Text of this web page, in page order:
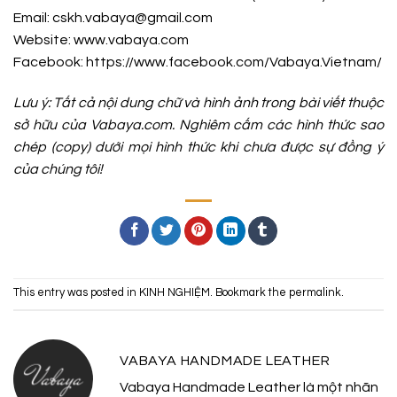
Email: cskh.vabaya@gmail.com
Website: www.vabaya.com
Facebook: https://www.facebook.com/Vabaya.Vietnam/
Lưu ý: Tất cả nội dung chữ và hình ảnh trong bài viết thuộc
sở hữu của Vabaya.com. Nghiêm cấm các hình thức sao
chép (copy) dưới mọi hình thức khi chưa được sự đồng ý
của chúng tôi!
This entry was posted in KINH NGHIỆM . Bookmark the permalink.
VABAYA HANDMADE LEATHER
Vabaya Handmade Leather là một nhãn